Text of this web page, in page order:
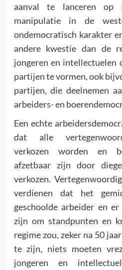
aanval te lanceren
manipulatie in de
ondemocratisch karakter
andere kwestie dan de
jongeren en intellectuelen
partijen te vormen, ook
partijen, die deelnemen
arbeiders- en
Een echte
dat alle
verkozen worden en
afzetbaar zijn door
verkozen.
verdienen dat het
geschoolde arbeider en
zijn om standpunten en
regime zou, zeker na 50
te zijn, niets moeten
jongeren en